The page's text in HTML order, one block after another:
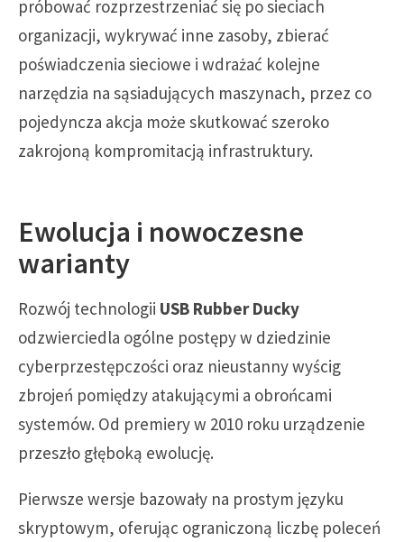
próbować rozprzestrzeniać się po sieciach
organizacji, wykrywać inne zasoby, zbierać
poświadczenia sieciowe i wdrażać kolejne
narzędzia na sąsiadujących maszynach, przez co
pojedyncza akcja może skutkować szeroko
zakrojoną kompromitacją infrastruktury.
Ewolucja i nowoczesne
warianty
Rozwój technologii USB Rubber Ducky
odzwierciedla ogólne postępy w dziedzinie
cyberprzestępczości oraz nieustanny wyścig
zbrojeń pomiędzy atakującymi a obrońcami
systemów. Od premiery w 2010 roku urządzenie
przeszło głęboką ewolucję.
Pierwsze wersje bazowały na prostym języku
skryptowym, oferując ograniczoną liczbę poleceń